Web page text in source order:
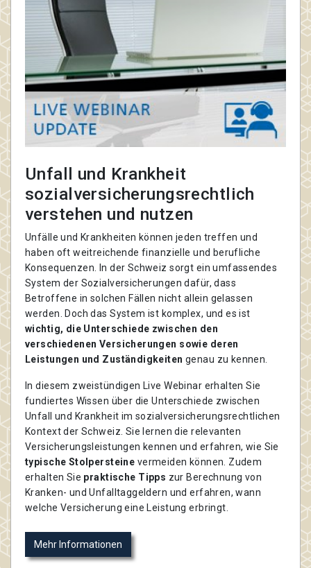
Unfall und Krankheit
sozialversicherungsrechtlich
verstehen und nutzen
Unfälle und Krankheiten können jeden treffen und
haben oft weitreichende finanzielle und berufliche
Konsequenzen. In der Schweiz sorgt ein umfassendes
System der Sozialversicherungen dafür, dass
Betroffene in solchen Fällen nicht allein gelassen
werden. Doch das System ist komplex, und es ist
wichtig, die Unterschiede zwischen den
verschiedenen Versicherungen sowie deren
Leistungen und Zuständigkeiten genau zu kennen.
In diesem zweistündigen Live Webinar erhalten Sie
fundiertes Wissen über die Unterschiede zwischen
Unfall und Krankheit im sozialversicherungsrechtlichen
Kontext der Schweiz. Sie lernen die relevanten
Versicherungsleistungen kennen und erfahren, wie Sie
typische Stolpersteine vermeiden können. Zudem
erhalten Sie praktische Tipps zur Berechnung von
Kranken- und Unfalltaggeldern und erfahren, wann
welche Versicherung eine Leistung erbringt.
Mehr Informationen